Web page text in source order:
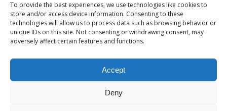
To provide the best experiences, we use technologies like cookies to
store and/or access device information. Consenting to these
technologies will allow us to process data such as browsing behavior or
unique IDs on this site. Not consenting or withdrawing consent, may
adversely affect certain features and functions.
Accept
Deny
MENTIONS
LÉGALES
PLAN DU
SITE
Copyright 2023Thelys